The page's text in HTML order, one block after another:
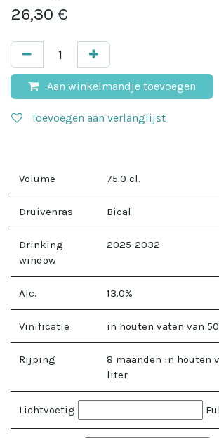
26,30 €
Aan winkelmandje toevoegen
Toevoegen aan verlanglijst
Volume 75.0 cl.
Druivenras Bical
Drinking
window
2025-2032
Alc. 13.0%
Vinificatie in houten vaten van
Rijping
8 maanden in houten
liter
Lichtvoetig